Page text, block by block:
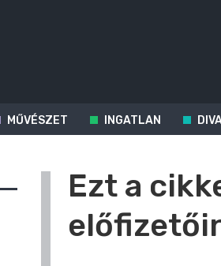
MŰVÉSZET INGATLAN
Ezt a